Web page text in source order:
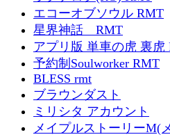
エコーオブソウル RMT
星界神話 RMT
アプリ版 単車の虎 裏虎
予約制Soulworker RMT
BLESS rmt
ブラウンダスト
ミリシタ アカウント
メイプルストーリーM(